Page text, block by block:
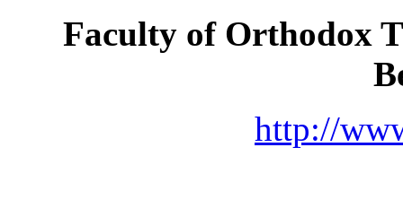
Faculty of Orthodox
http://